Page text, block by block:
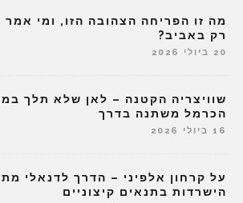
מה זו הפריחה הצהובה הזו, ומי
רק באביב?
20 ביולי 2026
שוויצריה הקטנה – לאן שלא תלך
הכרמל משתנה בדרך
16 ביולי 2026
על קרחון אלפיני – הדרך לדנאלי
הישרדות בתנאים קיצוניים